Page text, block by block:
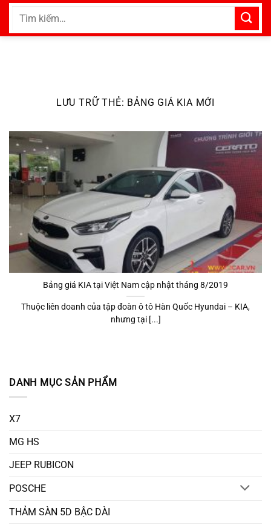
Bỏ
nội
Tìm
LƯU TRỮ THẺ: BẢNG GIÁ KIA MỚI
DANH MỤC SẢN PHẨM
X7
MG HS
JEEP RUBICON
POSCHE
THẢM SÀN 5D BẬC DÀI
Bảng giá KIA tại Việt Nam cập nhật tháng 8/2019
Thuộc liên doanh của tập đoàn ô tô Hàn Quốc Hyundai – KIA,
nhưng tại [...]